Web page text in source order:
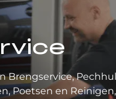
Brengservice,
Poetsen en